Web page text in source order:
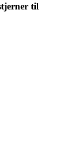
til